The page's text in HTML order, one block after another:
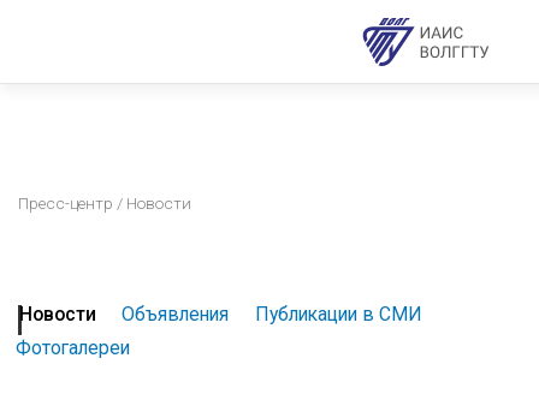
Пресс-центр / Новости
Новости Объявления
Публикации в СМИ
Фотогалереи